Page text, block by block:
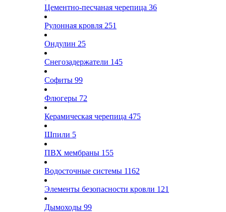
Цементно-песчаная черепица 36
Рулонная кровля 251
Ондулин 25
Снегозадержатели 145
Софиты 99
Флюгеры 72
Керамическая черепица 475
Шпили 5
ПВХ мембраны 155
Водосточные системы 1162
Элементы безопасности кровли 121
Дымоходы 99